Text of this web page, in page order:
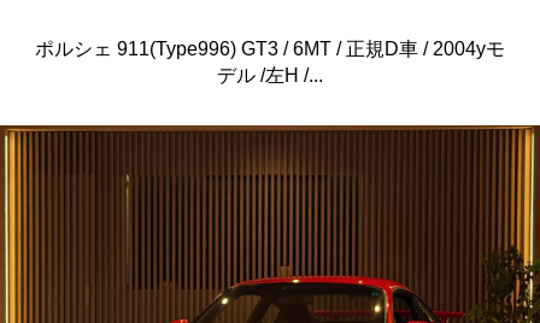
ポルシェ 911(Type996) GT3 / 6MT / 正規D車 / 2004yモ
デル /左H /...